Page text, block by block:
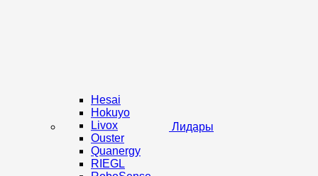
Лидары
Hesai
Hokuyo
Livox
Ouster
Quanergy
RIEGL